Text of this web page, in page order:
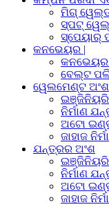
ମିଗ୍
ସ୍ପଟ୍
ସ୍ପେୟାର୍
କନଭେୟର |
କନଭେୟର
ବେଲ୍ଟ
ୱେଲମେଣ୍ଟ ଅଂଶ
ନିର୍ମାଣ
ଅଟୋ
ଜାହାଜ
ଯନ୍ତ୍ରର ଅଂଶ
ନିର୍ମାଣ
ଅଟୋ
ଜାହାଜ